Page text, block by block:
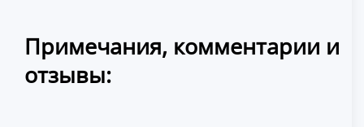
Примечания, комментарии и
отзывы: